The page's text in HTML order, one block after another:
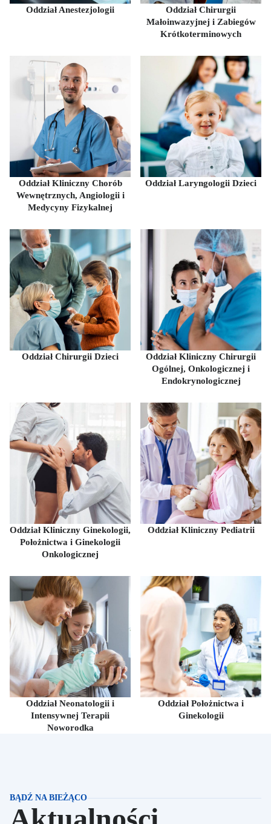
Oddział Anestezjologii
Oddział Chirurgii
Małoinwazyjnej i Zabiegów
Krótkoterminowych
Oddział Kliniczny Chorób
Wewnętrznych, Angiologii i
Medycyny Fizykalnej
Oddział Laryngologii Dzieci
Oddział Chirurgii Dzieci
Oddział Kliniczny Chirurgii
Ogólnej, Onkologicznej i
Endokrynologicznej
Oddział Kliniczny Ginekologii,
Położnictwa i Ginekologii
Onkologicznej
Oddział Kliniczny Pediatrii
Oddział Neonatologii i
Intensywnej Terapii
Noworodka
Oddział Położnictwa i
Ginekologii
BĄDŹ NA BIEŻĄCO